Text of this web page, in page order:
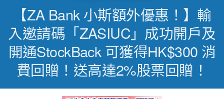
【ZA Bank 小斯額外優惠！】輸
入邀請碼「ZASIUC」成功開戶及
開通StockBack 可獲得HK$300 消
費回贈！送高達2%股票回贈！